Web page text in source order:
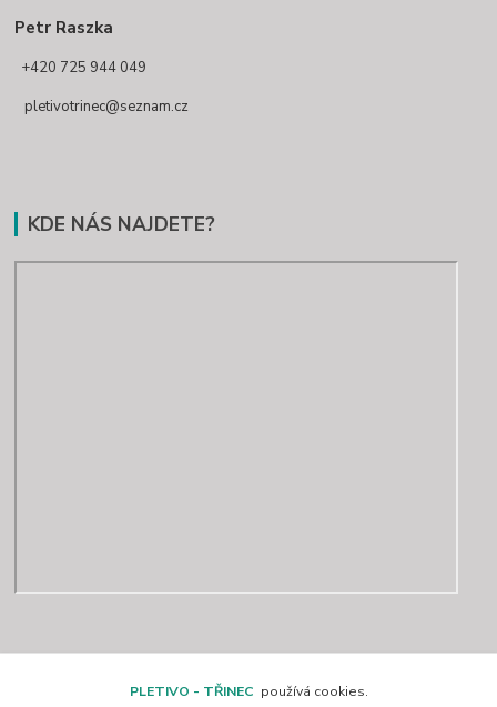
Petr Raszka
+420 725 944 049
pletivotrinec@seznam.cz
KDE NÁS NAJDETE?
PLETIVO - TŘINEC používá cookies.